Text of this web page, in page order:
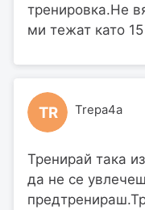
тренировка.Не
ми тежат като
TR Trepa4a
Тренирай така
да не се